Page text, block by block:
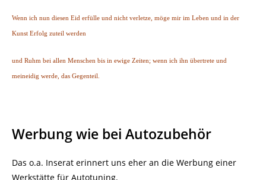
Wenn ich nun diesen Eid erfülle und nicht verletze, möge mir im Leben und in der
Kunst Erfolg zuteil werden
und Ruhm bei allen Menschen bis in ewige Zeiten; wenn ich ihn übertrete und
meineidig werde, das Gegenteil.
Werbung wie bei Autozubehör
Das o.a. Inserat erinnert uns eher an die Werbung einer
Werkstätte für Autotuning.